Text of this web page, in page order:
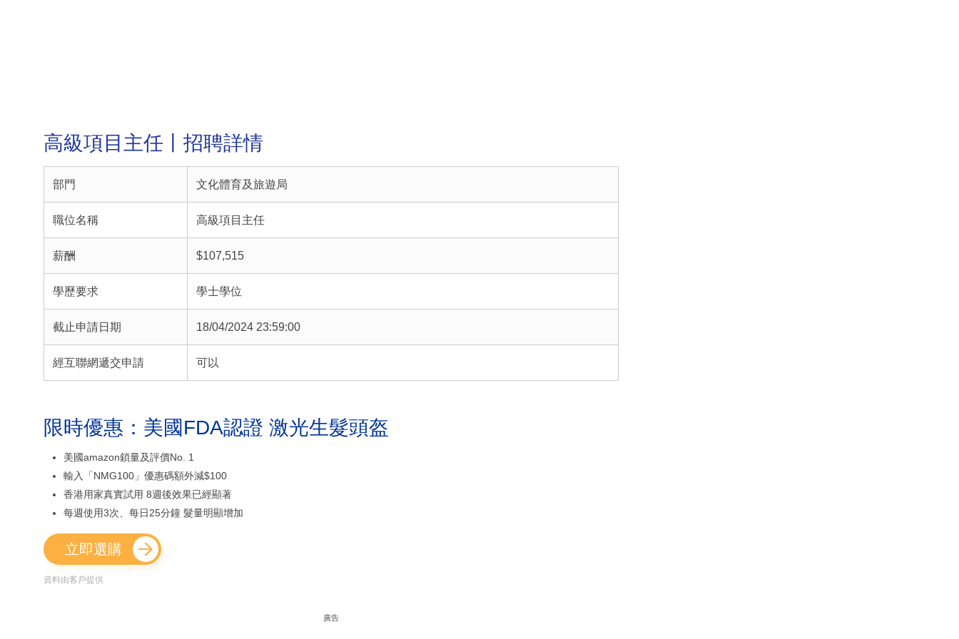
高級項目主任丨招聘詳情
部門 文化體育及旅遊局
職位名稱 高級項目主任
薪酬 $107,515
學歷要求 學士學位
截止申請日期 18/04/2024 23:59:00
經互聯網遞交申請 可以
限時優惠：美國FDA認證 激光生髮頭盔
美國amazon鎖量及評價No. 1
輸入「NMG100」優惠碼額外減$100
香港用家真實試用 8週後效果已經顯著
每週使用3次、每日25分鐘 髮量明顯增加
立即選購
資料由客戶提供
廣告